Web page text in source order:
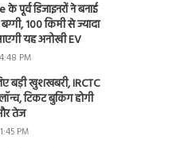
पूर्व डिजाइनरों ने बनाई
100 किमी से ज्यादा
यह अनोखी EV
PM
बड़ी खुशखबरी, IRCTC
टिकट बुकिंग होगी
तेज
PM